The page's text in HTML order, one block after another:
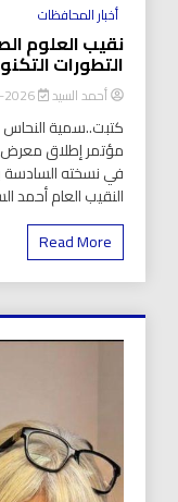
أخبار المحافظات
نقيب العلوم
التطورات
أحمد السيد 2026-08-04
كتبت..سمية النحاس
مؤتمر إطلاق
في نسخته السادسة
النقيب العام أحمد
Read More